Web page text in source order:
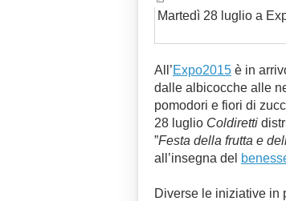
Martedì 28 luglio a
All’Expo2015 è in
dalle albicocche alle
pomodori e fiori di
28 luglio Coldiretti
”Festa della frutta e
all’insegna del
Diverse le iniziative in